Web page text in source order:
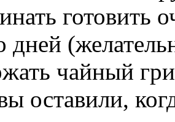
дней
чайный
оставили,